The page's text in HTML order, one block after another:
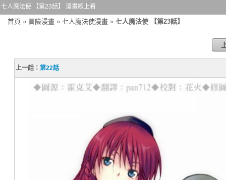
七人魔法使 【第23話】 漫畫線上看
首頁 » 冒險漫畫 » 七人魔法使漫畫 » 七人魔法使 【第23話】
上一話：第22話